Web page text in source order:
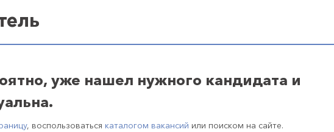
уже нашел нужного кандидата и
, воспользоваться каталогом вакансий или поиском на сайте.